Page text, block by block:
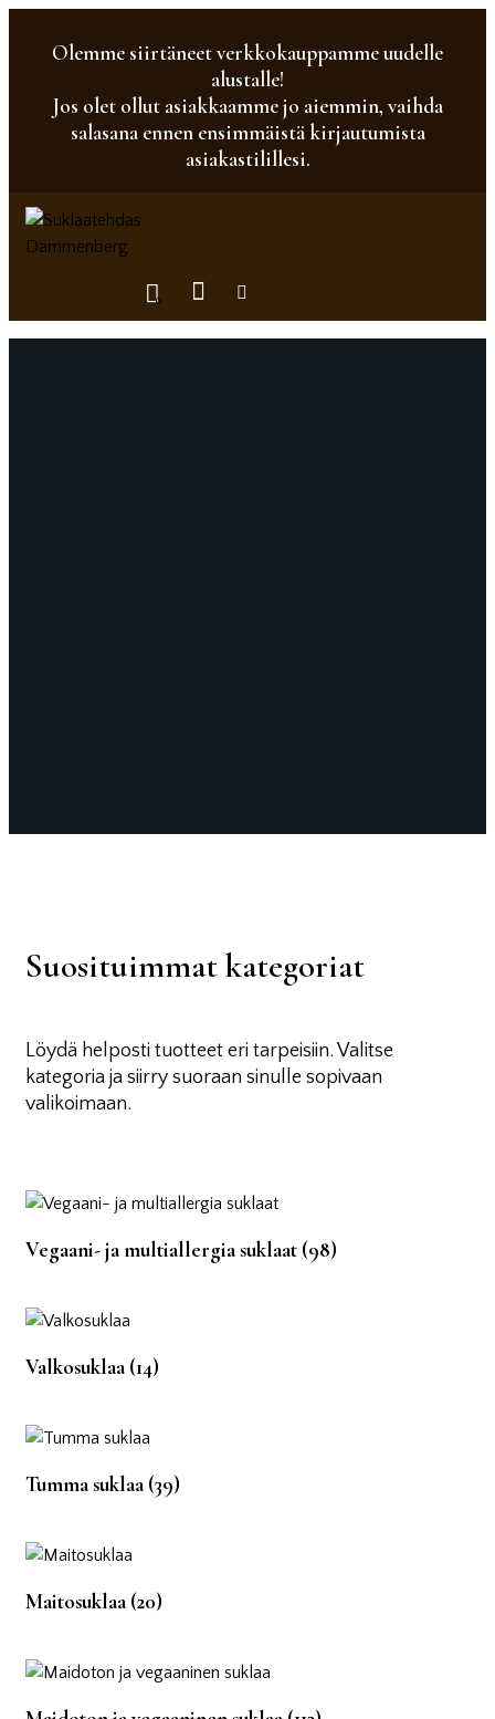
Olemme siirtäneet verkkokauppamme uudelle
alustalle!
Jos olet ollut asiakkaamme jo aiemmin, vaihda
salasana ennen ensimmäistä kirjautumista
asiakastilillesi.
0
Suosituimmat kategoriat
Löydä helposti tuotteet eri tarpeisiin. Valitse
kategoria ja siirry suoraan sinulle sopivaan
valikoimaan.
Vegaani- ja multiallergia suklaat (98)
Valkosuklaa (14)
Tumma suklaa (39)
Maitosuklaa (20)